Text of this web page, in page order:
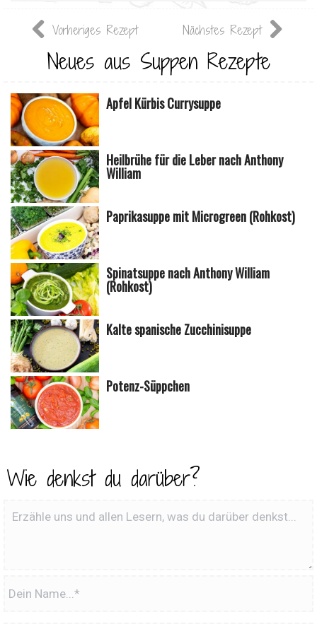
Vorheriges Rezept Nächstes Rezept
Neues aus Suppen Rezepte
Apfel Kürbis Currysuppe
Heilbrühe für die Leber nach Anthony
William
Paprikasuppe mit Microgreen (Rohkost)
Spinatsuppe nach Anthony William
(Rohkost)
Kalte spanische Zucchinisuppe
Potenz-Süppchen
Wie denkst du darüber?